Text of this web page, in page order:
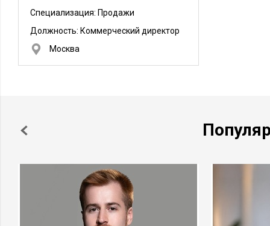
Специализация: Продажи
Должность: Коммерческий директор
Москва